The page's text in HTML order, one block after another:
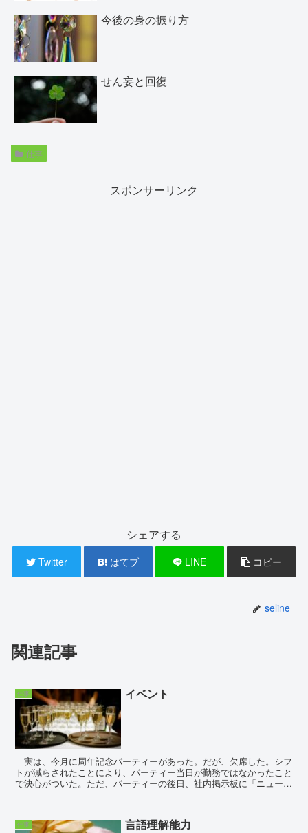
今後の身の振り方
せん妄と回復
仕事
スポンサーリンク
シェアする
Twitter はてブ LINE コピー
seline
関連記事
仕事 イベント
実は、今月に周年記念パーティーがあった。だが、欠席した。シフ
トが減らされたことにより、パーティー当日が勤務ではなかったこと
で決心がついた。ただ、パーティーの後日、社内掲示板に「ニュー
仕事 言語理解能力